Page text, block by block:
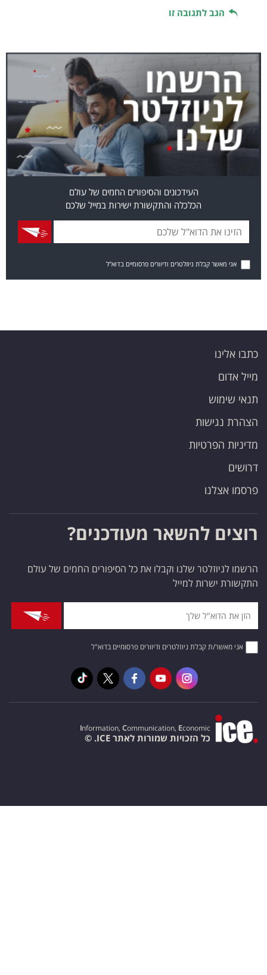
הגב לתגובה זו
העידכונים והסיפורים החמים של עולם
הכלכלה והתקשורת ישירות במייל שלכם
אני מאשר קבלת ניוזלטרים ודיוורים פרסומיים בדוא"ל
כתבו אלינו
מייל אדום
תנאי שימוש
הצהרת נגישות
מדיניות הפרטיות
דרושים
פרסמו אצלנו
רוצים להשאר מעודכנים?
הרשמו לניוזלטר שלנו וקבלו את כל הסיפורים החמים של עולם
התקשורת ישרות למייל
אני מאשר/ת קבלת ניוזלטרים ודיוורים פרסומיים בדוא"ל
Information, Communication, Economic
כל הזכויות שמורות לאתר ICE. ©